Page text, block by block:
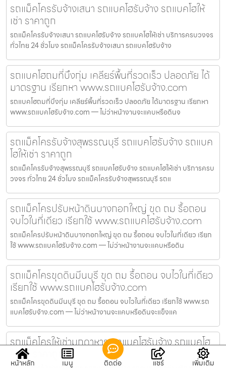
รถแม็คโครรับจ้างเสนา รถแบคโฮรับจ้าง รถแบคโฮให้
เช่า ราคาถูก
รถแม็คโครรับจ้างเสนา รถแบคโฮรับจ้าง รถแบคโฮให้เช่า บริการครบวงจร
ทั่วไทย 24 ชั่วโมง รถแม็คโครรับจ้างเสนา รถแบคโฮรับจ้าง
รถแบคโฮถมที่บึงกุ่ม เคลียร์พื้นที่รวดเร็ว ปลอดภัย ได้
มาตรฐาน เรียกหา www.รถแบคโฮรับจ้าง.com
รถแบคโฮถมที่บึงกุ่ม เคลียร์พื้นที่รวดเร็ว ปลอดภัย ได้มาตรฐาน เรียกหา
www.รถแบคโฮรับจ้าง.com — ไม่ว่าหน้างานจะแคบหรือดินจ
รถแม็คโครรับจ้างสุพรรณบุรี รถแบคโฮรับจ้าง รถแบค
โฮให้เช่า ราคาถูก
รถแม็คโครรับจ้างสุพรรณบุรี รถแบคโฮรับจ้าง รถแบคโฮให้เช่า บริการครบ
วงจร ทั่วไทย 24 ชั่วโมง รถแม็คโครรับจ้างสุพรรณบุรี รถแ
รถแม็คโครปรับหน้าดินบางกอกใหญ่ ขุด ถม รื้อถอน
จบไวในที่เดียว เรียกใช้ www.รถแบคโฮรับจ้าง.com
รถแม็คโครปรับหน้าดินบางกอกใหญ่ ขุด ถม รื้อถอน จบไวในที่เดียว เรียก
ใช้ www.รถแบคโฮรับจ้าง.com — ไม่ว่าหน้างานจะแคบหรือดิน
รถแม็คโครขุดดินมีนบุรี ขุด ถม รื้อถอน จบไวในที่เดียว
เรียกใช้ www.รถแบคโฮรับจ้าง.com
รถแม็คโครขุดดินมีนบุรี ขุด ถม รื้อถอน จบไวในที่เดียว เรียกใช้ www.รถ
แบคโฮรับจ้าง.com — ไม่ว่าหน้างานจะแคบหรือดินจะแข็งแค
รถแม็คโครให้เช่ามุกดาหาร รถแบคโฮรับจ้าง รถแบคโฮ
ให้เช่า ราคาถูก
หน้าหลัก เมนู ติดต่อ แชร์ เพิ่มเติม